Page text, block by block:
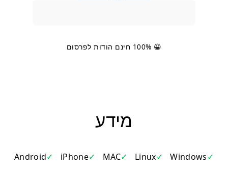
😀 100% חינם הודות לפרסום
מידע
Windows
Linux
MAC
iPhone
Android